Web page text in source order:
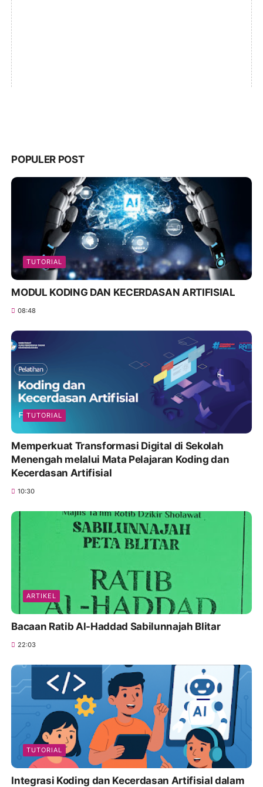
POPULER POST
TUTORIAL
MODUL KODING DAN KECERDASAN ARTIFISIAL
08:48
TUTORIAL
Memperkuat Transformasi Digital di Sekolah
Menengah melalui Mata Pelajaran Koding dan
Kecerdasan Artifisial
10:30
ARTIKEL
Bacaan Ratib Al-Haddad Sabilunnajah Blitar
22:03
TUTORIAL
Integrasi Koding dan Kecerdasan Artifisial dalam